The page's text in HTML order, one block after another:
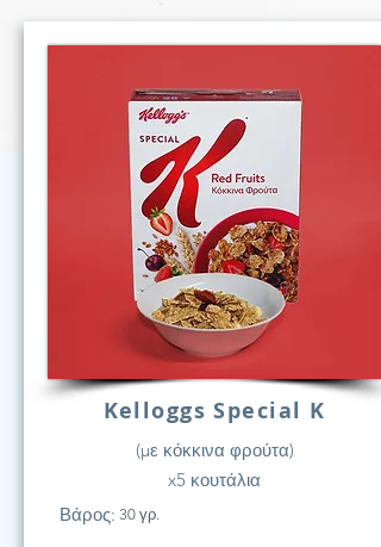
Kelloggs Special K
(με κόκκινα φρούτα)
x5 κουτάλια
Βάρος: 30 γρ.